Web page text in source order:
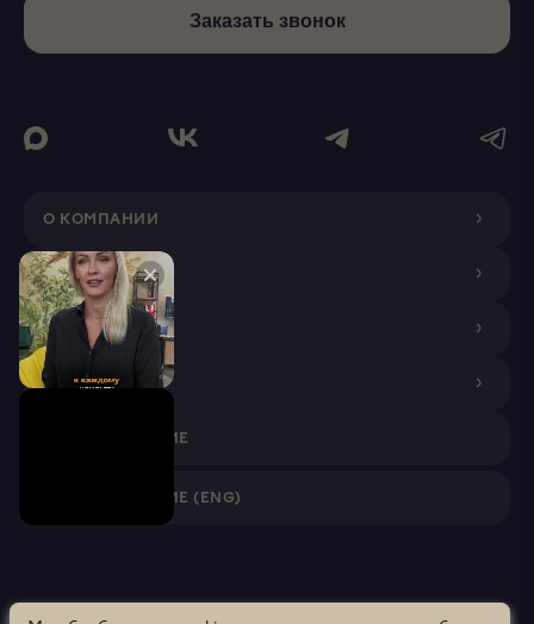
О КОМПАНИИ
ДИЗАЙНЕРАМ
ПОКУПАТЕЛЯМ
ПАРТНЕРАМ
VR ПРИЛОЖЕНИЕ
VR ПРИЛОЖЕНИЕ (ENG)
Заказать звонок